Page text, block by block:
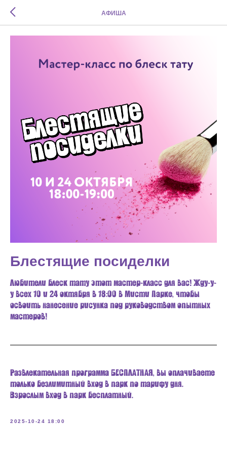
АФИША
Блестящие посиделки
Любители блеск тату этот мастер-класс для вас! Жду-у-
у всех 10 и 24 октября в 18:00 в Мисти Парке, чтобы
освоить нанесение рисунка под руководством опытных
мастеров!
Развлекательная программа БЕСПЛАТНАЯ, вы оплачиваете
только безлимитный вход в парк по тарифу дня.
Взрослым вход в парк бесплатный.
2025-10-24 18:00